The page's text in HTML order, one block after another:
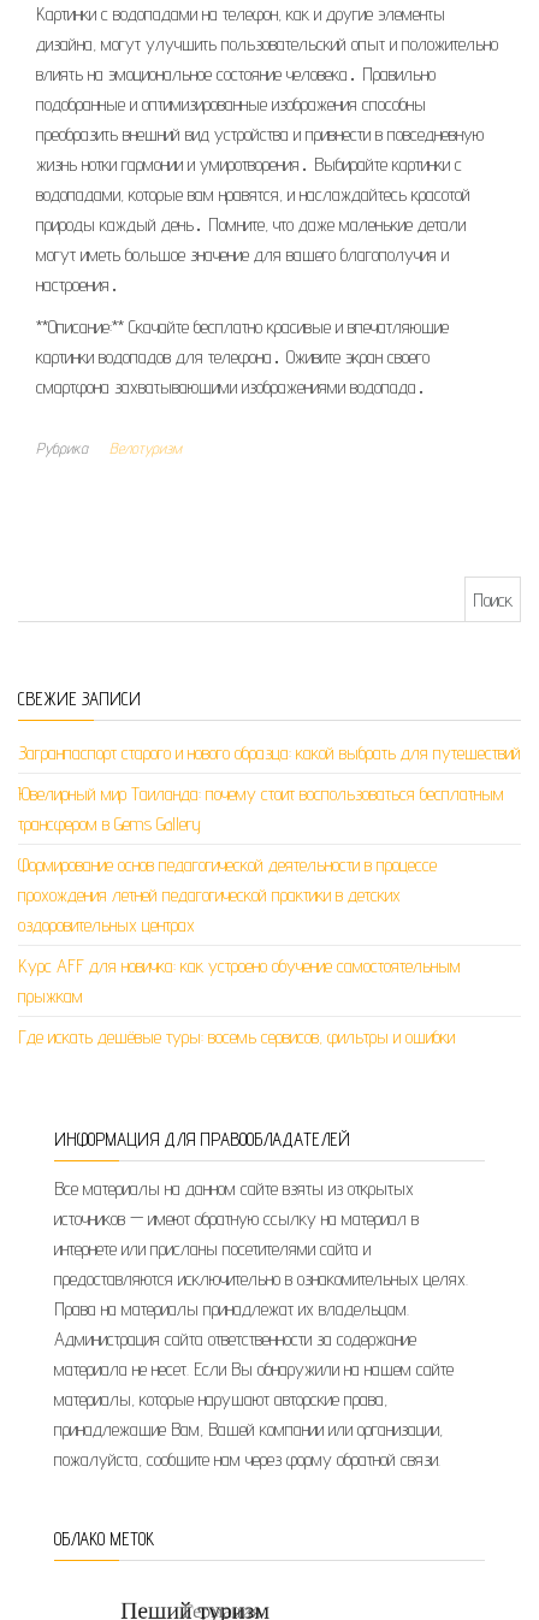
Картинки с водопадами на телефон, как и другие элементы
дизайна, могут улучшить пользовательский опыт и положительно
влиять на эмоциональное состояние человека․ Правильно
подобранные и оптимизированные изображения способны
преобразить внешний вид устройства и привнести в повседневную
жизнь нотки гармонии и умиротворения․ Выбирайте картинки с
водопадами, которые вам нравятся, и наслаждайтесь красотой
природы каждый день․ Помните, что даже маленькие детали
могут иметь большое значение для вашего благополучия и
настроения․
**Описание:** Скачайте бесплатно красивые и впечатляющие
картинки водопадов для телефона․ Оживите экран своего
смартфона захватывающими изображениями водопада․
Рубрика Велотуризм
СВЕЖИЕ ЗАПИСИ
Загранпаспорт старого и нового образца: какой выбрать для путешествий
Ювелирный мир Таиланда: почему стоит воспользоваться бесплатным
трансфером в Gems Gallery
Формирование основ педагогической деятельности в процессе
прохождения летней педагогической практики в детских
оздоровительных центрах
Курс AFF для новичка: как устроено обучение самостоятельным
прыжкам
Где искать дешёвые туры: восемь сервисов, фильтры и ошибки
ИНФОРМАЦИЯ ДЛЯ ПРАВООБЛАДАТЕЛЕЙ
Все материалы на данном сайте взяты из открытых
источников — имеют обратную ссылку на материал в
интернете или присланы посетителями сайта и
предоставляются исключительно в ознакомительных целях.
Права на материалы принадлежат их владельцам.
Администрация сайта ответственности за содержание
материала не несет. Если Вы обнаружили на нашем сайте
материалы, которые нарушают авторские права,
принадлежащие Вам, Вашей компании или организации,
пожалуйста, сообщите нам через форму обратной связи.
ОБЛАКО МЕТОК